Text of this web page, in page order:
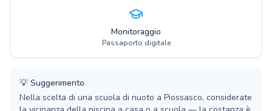
Monitoraggio
Passaporto digitale
💡 Suggerimento
Nella scelta di una scuola di nuoto a Piossasco, considerate